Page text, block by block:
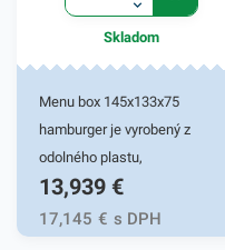
Skladom
Menu box 145x133x75
hamburger je vyrobený z
odolného plastu,
prostredníctvom ktorého je
praktickým pomocníkom pri
balení rôznych jedál. Taktiež
13,939 €
17,145 € s DPH